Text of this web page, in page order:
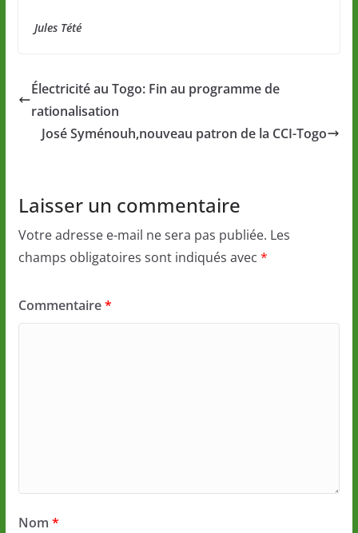
Jules Tété
Électricité au Togo: Fin au programme de
rationalisation
José Syménouh,nouveau patron de la CCI-Togo
Laisser un commentaire
Votre adresse e-mail ne sera pas publiée. Les
champs obligatoires sont indiqués avec *
Commentaire*
Nom *